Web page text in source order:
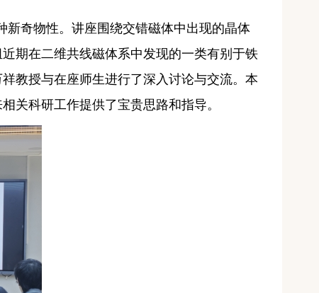
新奇物性。讲座围绕交错磁体中出现的晶体
期在二维共线磁体系中发现的一类有别于铁
教授与在座师生进行了深入讨论与交流。 本
关科研工作提供了宝贵思路和指导。